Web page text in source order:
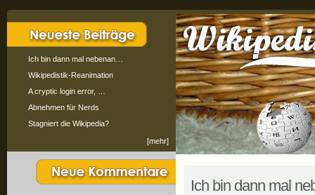
Ich bin dann mal nebenan…
Wikipedistik-Reanimation
A cryptic login error, …
Abnehmen für Nerds
Stagniert die Wikipedia?
[mehr]
Ich bin dann mal